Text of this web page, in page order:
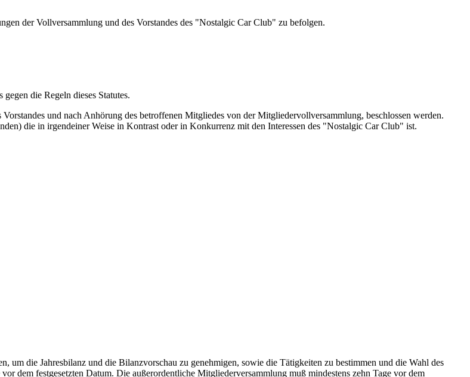
der Vollversammlung und des Vorstandes des "Nostalgic Car Club" zu befolgen.
die Regeln dieses Statutes.
und nach Anhörung des betroffenen Mitgliedes von der Mitgliedervollversammlung, beschlossen werden.
die in irgendeiner Weise in Kontrast oder in Konkurrenz mit den Interessen des "Nostalgic Car Club" ist.
die Jahresbilanz und die Bilanzvorschau zu genehmigen, sowie die Tätigkeiten zu bestimmen und die Wahl des
dem festgesetzten Datum. Die außerordentliche Mitgliederversammlung muß mindestens zehn Tage vor dem